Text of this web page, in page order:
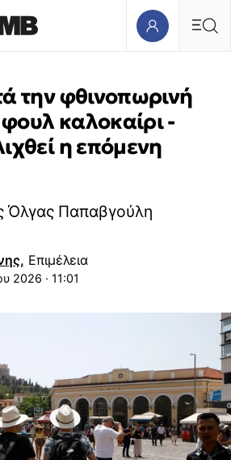
την φθινοπωρινή
καλοκαίρι -
η επόμενη
Όλγας Παπαβγούλη
Επιμέλεια
2026 · 11:01